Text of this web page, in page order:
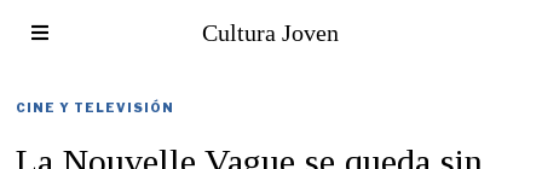
Cultura Joven
CINE Y TELEVISIÓN